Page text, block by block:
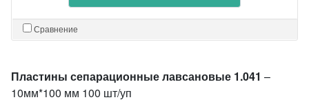
Сравнение
Пластины сепарационные лавсановые 1.041 –
10мм*100 мм 100 шт/уп